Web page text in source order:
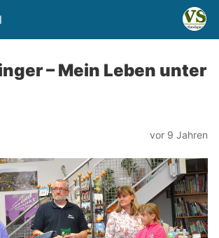
– Mein Leben unter
vor 9 Jahren